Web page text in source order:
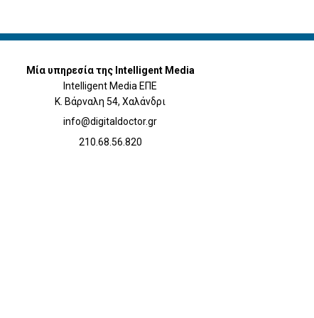
Μία υπηρεσία της Intelligent Media
Intelligent Media ΕΠΕ
Κ. Βάρναλη 54, Χαλάνδρι
info@digitaldoctor.gr
210.68.56.820